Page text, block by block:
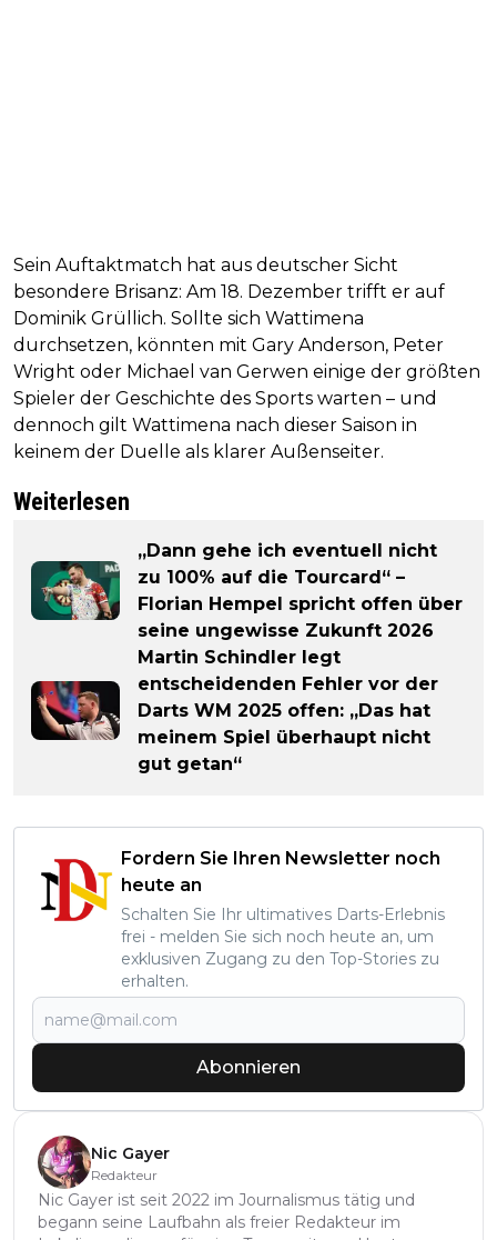
Sein Auftaktmatch hat aus deutscher Sicht
besondere Brisanz: Am 18. Dezember trifft er auf
Dominik Grüllich. Sollte sich Wattimena
durchsetzen, könnten mit Gary Anderson, Peter
Wright oder Michael van Gerwen einige der größten
Spieler der Geschichte des Sports warten – und
dennoch gilt Wattimena nach dieser Saison in
keinem der Duelle als klarer Außenseiter.
Weiterlesen
„Dann gehe ich eventuell nicht
zu 100% auf die Tourcard“ –
Florian Hempel spricht offen über
seine ungewisse Zukunft 2026
Martin Schindler legt
entscheidenden Fehler vor der
Darts WM 2025 offen: „Das hat
meinem Spiel überhaupt nicht
gut getan“
Fordern Sie Ihren Newsletter noch
heute an
Schalten Sie Ihr ultimatives Darts-Erlebnis
frei - melden Sie sich noch heute an, um
exklusiven Zugang zu den Top-Stories zu
erhalten.
Abonnieren
Nic Gayer
Redakteur
Nic Gayer ist seit 2022 im Journalismus tätig und
begann seine Laufbahn als freier Redakteur im